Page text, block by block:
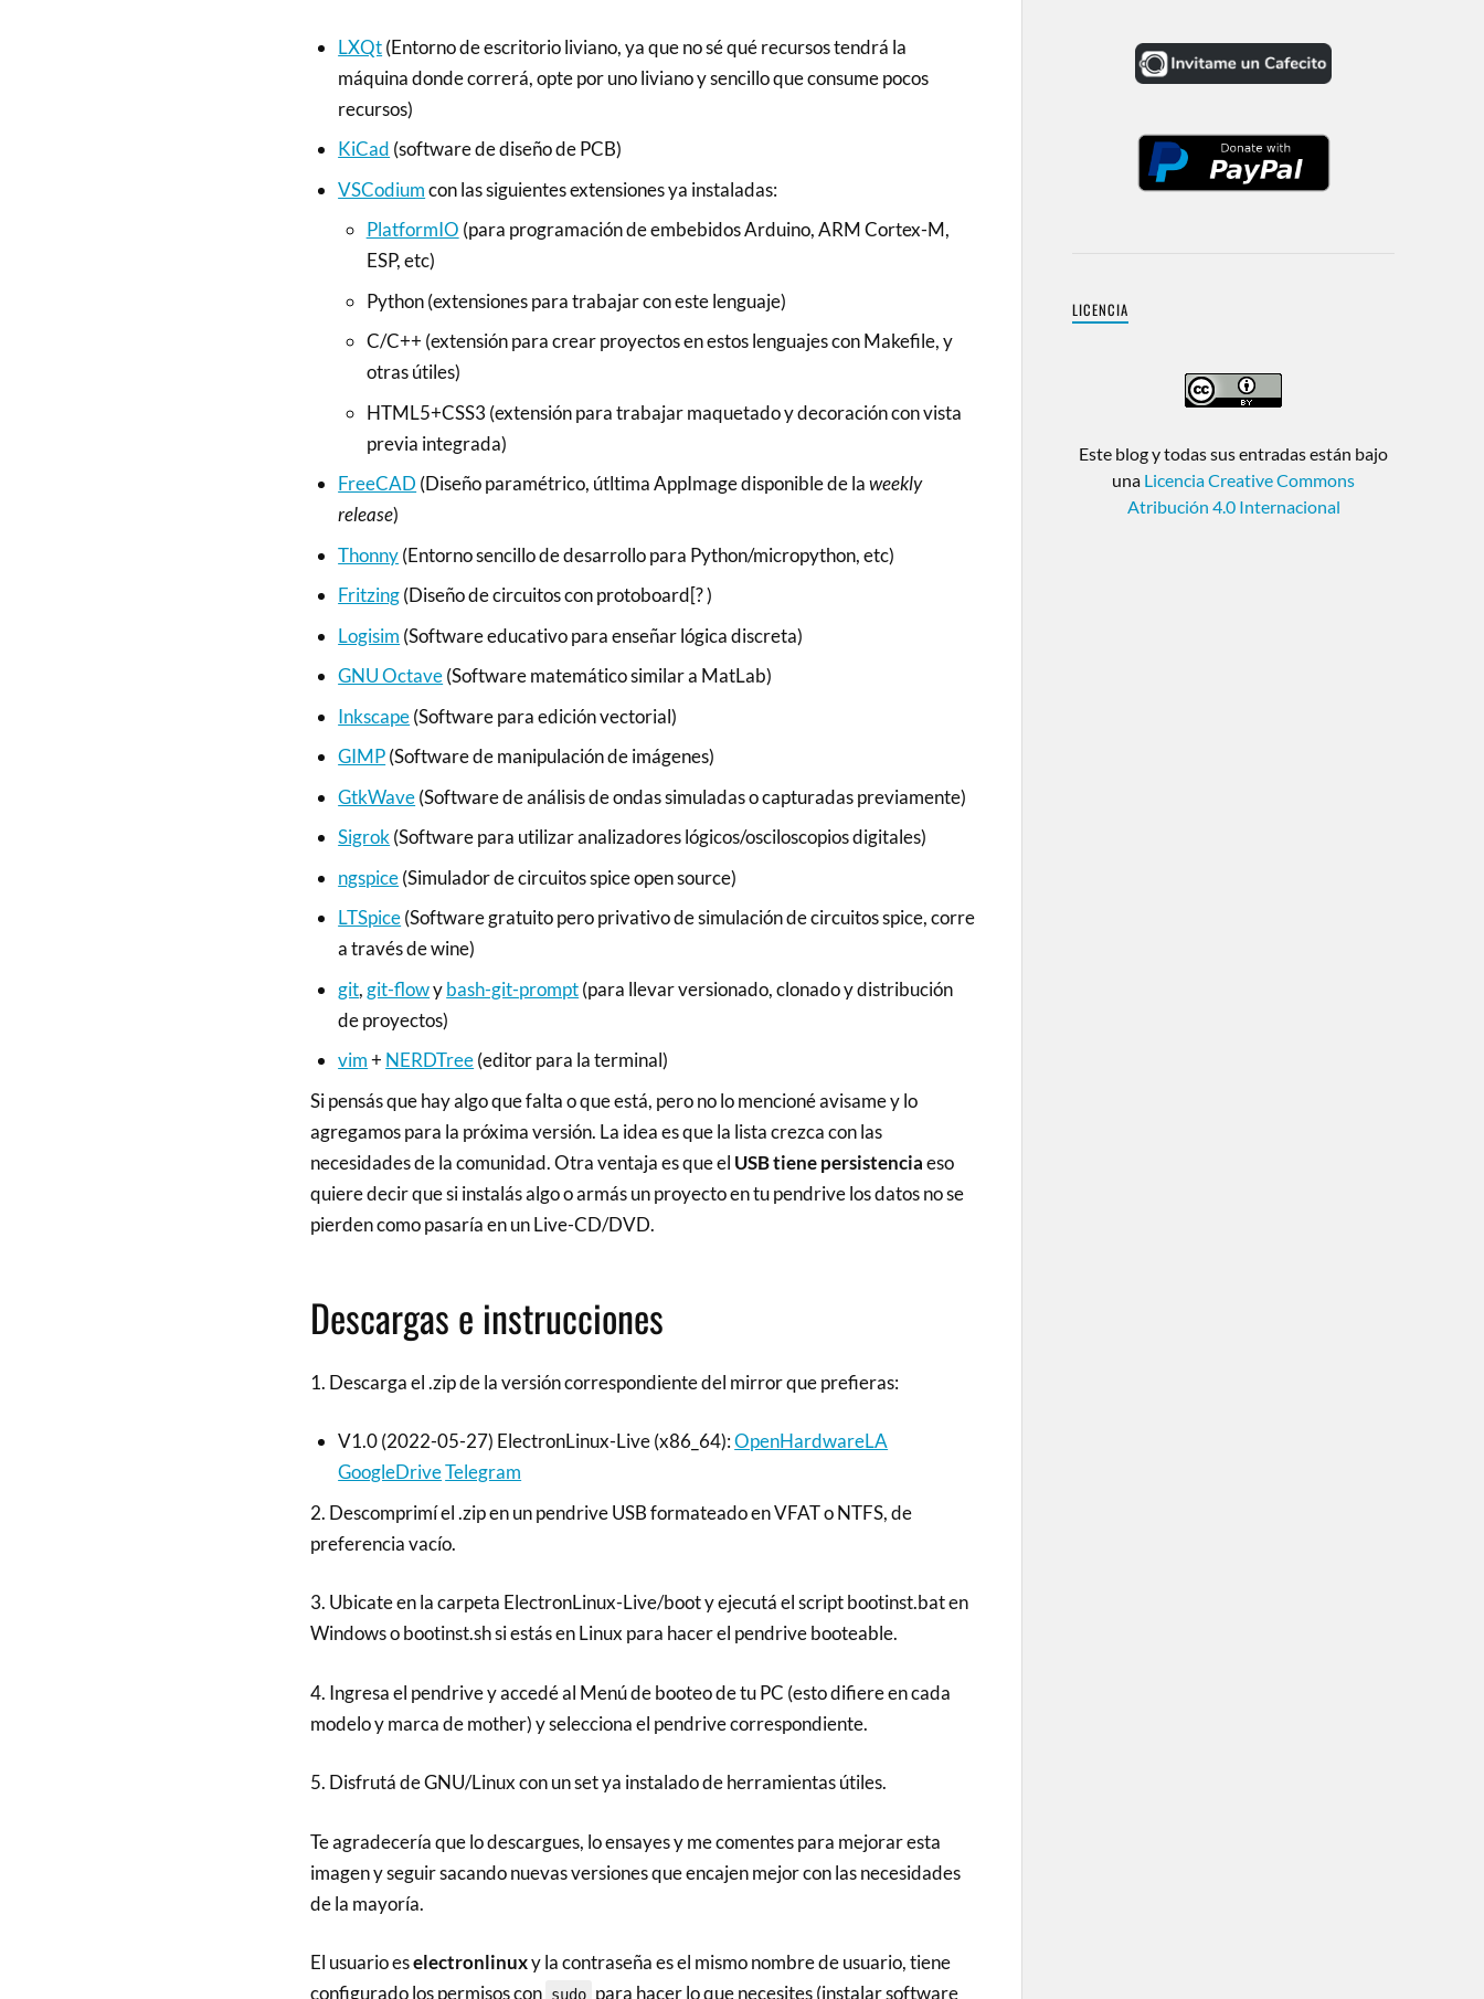
LXQt(Entorno de escritorio liviano, ya que no sé qué recursos tendrá la
máquina donde correrá, opte por uno liviano y sencillo que consume pocos
recursos)
KiCad (software de diseño de PCB)
VSCodiumcon las siguientes extensiones ya instaladas:
PlatformIO (para programación de embebidos Arduino, ARM Cortex-M,
ESP, etc)
Python (extensiones para trabajar con este lenguaje)
C/C++ (extensión para crear proyectos en estos lenguajes con Makefile, y
otras útiles)
HTML5+CSS3 (extensión para trabajar maquetado y decoración con vista
previa integrada)
FreeCAD (Diseño paramétrico, útltima AppImage disponible de laweekly
release)
Thonny(Entorno sencillo de desarrollo para Python/micropython, etc)
Fritzing(Diseño de circuitos con protoboard[? )
Logisim (Software educativo para enseñar lógica discreta)
GNU Octave(Software matemático similar a MatLab)
Inkscape(Software para edición vectorial)
GIMP(Software de manipulación de imágenes)
GtkWave(Software de análisis de ondas simuladas o capturadas previamente)
Sigrok(Software para utilizar analizadores lógicos/osciloscopios digitales)
ngspice(Simulador de circuitos spice open source)
LTSpice(Software gratuito pero privativo de simulación de circuitos spice, corre
a través de wine)
git, git-flowybash-git-prompt(para llevar versionado, clonado y distribución
de proyectos)
vim+ NERDTree(editor para la terminal)
Si pensás que hay algo que falta o que está, pero no lo mencioné avisame y lo
agregamos para la próxima versión. La idea es que la lista crezca con las
necesidades de la comunidad. Otra ventaja es que el USB tiene persistenciaeso
quiere decir que si instalás algo o armás un proyecto en tu pendrive los datos no se
pierden como pasaría en un Live-CD/DVD.
Descargas e instrucciones
1. Descarga el .zip de la versión correspondiente del mirror que prefieras:
V1.0 (2022-05-27) ElectronLinux-Live (x86_64):OpenHardwareLA
GoogleDriveTelegram
2. Descomprimí el .zip en un pendrive USB formateado en VFAT o NTFS, de
preferencia vacío.
3. Ubicate en la carpeta ElectronLinux-Live/boot y ejecutá el script bootinst.bat en
Windows o bootinst.sh si estás en Linux para hacer el pendrive booteable.
4. Ingresa el pendrive y accedé al Menú de booteo de tu PC (esto difiere en cada
modelo y marca de mother) y selecciona el pendrive correspondiente.
5. Disfrutá de GNU/Linux con un set ya instalado de herramientas útiles.
Te agradecería que lo descargues, lo ensayes y me comentes para mejorar esta
imagen y seguir sacando nuevas versiones que encajen mejor con las necesidades
de la mayoría.
El usuario eselectronlinuxy la contraseña es el mismo nombre de usuario, tiene
configurado los permisos con sudo para hacer lo que necesites (instalar software
LICENCIA
Este blog y todas sus entradas están bajo
una Licencia Creative Commons
Atribución 4.0 Internacional